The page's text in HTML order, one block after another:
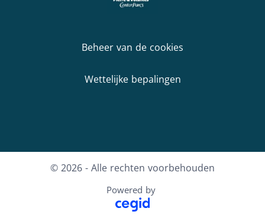
Beheer van de cookies
Wettelijke bepalingen
© 2026 - Alle rechten voorbehouden
Powered by